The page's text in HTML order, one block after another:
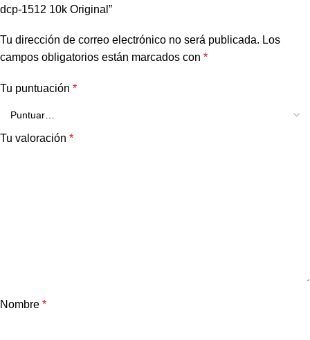
dcp-1512 10k Original”
Tu dirección de correo electrónico no será publicada. Los
campos obligatorios están marcados con *
Tu puntuación *
Tu valoración *
Nombre *